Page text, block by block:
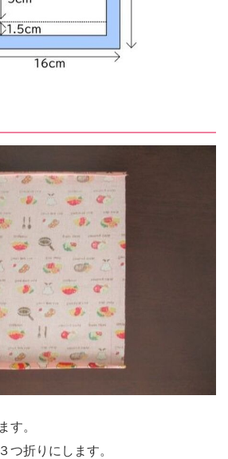
す。
つ折りにします。